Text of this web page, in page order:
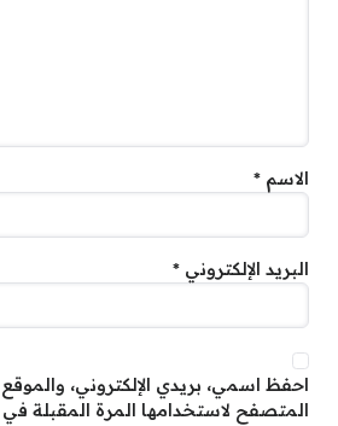
الاسم *
البريد الإلكتروني *
احفظ اسمي، بريدي الإلكتروني، والموقع
المتصفح لاستخدامها المرة المقبلة